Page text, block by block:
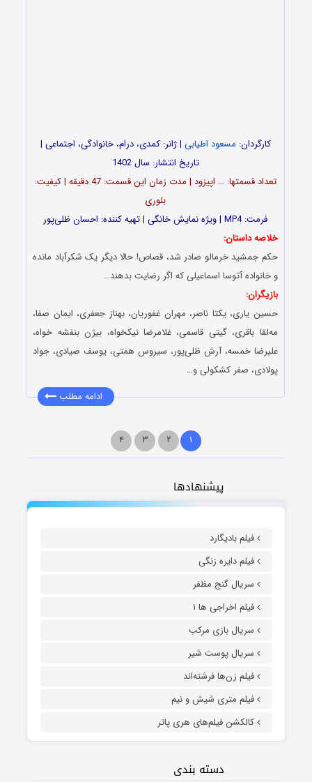
پیشنهادها
فیلم بادیگارد
فیلم دایره زنگی
سریال گنج مظفر
فیلم اخراجی ها ۱
سریال بازی مرکب
سریال پوست شیر
فیلم زن‌ها فرشته‌اند
فیلم متری شیش و نیم
کالکشن فیلم‌های هری پاتر
دسته بندی
کارگردان: مسعود اطیابی | ژانر: کمدی، درام، خانوادگی، اجتماعی |
تاریخ انتشار: سال 1402
تعداد قسمت‎ها: … اپیزود | مدت زمان این قسمت: 47 دقیقه | کیفیت:
بلوری
فرمت: MP4 | ویژه نمایش خانگی | تهیه کننده: احسان ظلی‌پور
خلاصه داستان:
حکم جمشید خرمالو صادر شد، قصاص! حالا دیگر یک شکرآباد مانده
و خانواده آتوسا اسماعیلی که اگر رضایت بدهند…
بازیگران:
حسین یاری، یکتا ناصر، مهران غفوریان، بهناز جعفری، ایمان صفا،
مه‌لقا باقری، گیتی قاسمی، غلامرضا نیکخواه، بیژن بنفشه خواه،
علیرضا خمسه، آرش ظلی‌پور، سیروس همتی، یوسف صیادی، جواد
پولادی، صفر کشکولی و…
ادامه مطلب
۱ ۲ ۳ ۴